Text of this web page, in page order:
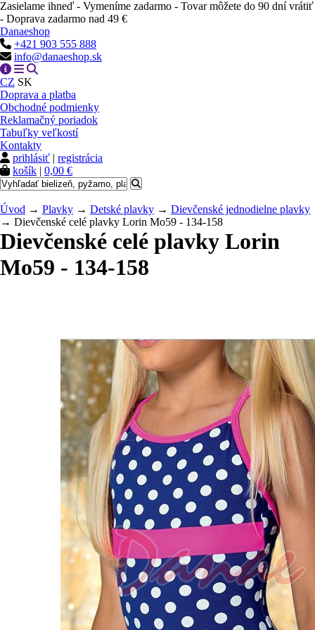
Zasielame ihneď - Vymeníme zadarmo - Tovar môžete do 90 dní vrátiť
- Doprava zadarmo nad 49 €
Danaeshop
+421 903 555 888
info@danaeshop.sk
CZ SK
Doprava a platba
Obchodné podmienky
Reklamačný poriadok
Tabuľky veľkostí
Kontakty
prihlásiť | registrácia
košík | 0,00 €
Úvod → Plavky → Detské plavky → Dievčenské jednodielne plavky
→ Dievčenské celé plavky Lorin Mo59 - 134-158
Dievčenské celé plavky Lorin
Mo59 - 134-158